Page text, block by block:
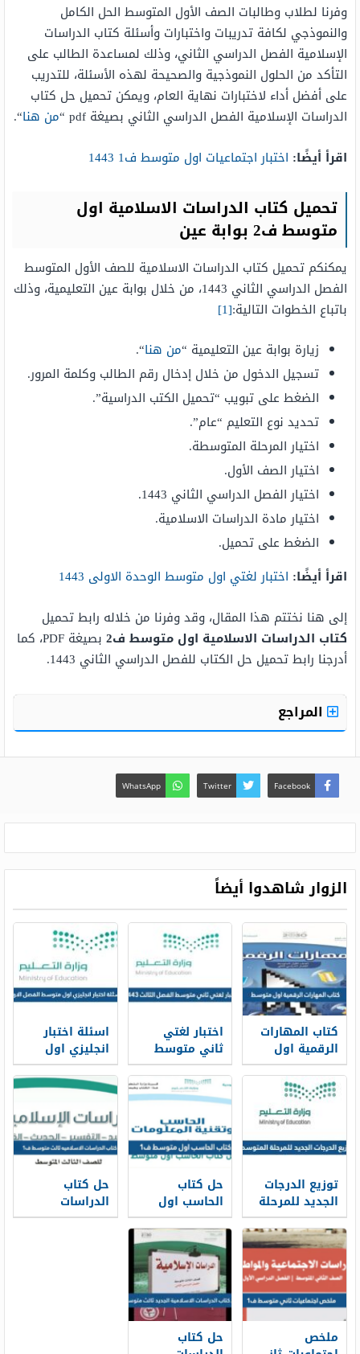
وفرنا لطلاب وطالبات الصف الأول المتوسط الحل الكامل
والنموذجي لكافة تدريبات واختبارات وأسئلة كتاب الدراسات
الإسلامية الفصل الدراسي الثاني، وذلك لمساعدة الطالب على
التأكد من الحلول النموذجية والصحيحة لهذه الأسئلة، للتدريب
على أفضل أداء لاختبارات نهاية العام، ويمكن تحميل حل كتاب
الدراسات الإسلامية الفصل الدراسي الثاني بصيغة pdf “
من هنا“.
اقرأ أيضًا: اختبار اجتماعيات اول متوسط ف1 1443
تحميل كتاب الدراسات الاسلامية اول
متوسط ف2 بوابة عين
يمكنكم تحميل كتاب الدراسات الاسلامية للصف الأول المتوسط
الفصل الدراسي الثاني 1443، من خلال بوابة عين التعليمية، وذلك
باتباع الخطوات التالية:[1]
زيارة بوابة عين التعليمية “من هنا“.
تسجيل الدخول من خلال إدخال رقم الطالب وكلمة المرور.
الضغط على تبويب “تحميل الكتب الدراسية”.
تحديد نوع التعليم “عام”.
اختيار المرحلة المتوسطة.
اختيار الصف الأول.
اختيار الفصل الدراسي الثاني 1443.
اختيار مادة الدراسات الاسلامية.
الضغط على تحميل.
اقرأ أيضًا: اختبار لغتي اول متوسط الوحدة الاولى 1443
إلى هنا نختتم هذا المقال، وقد وفرنا من خلاله رابط تحميل
كتاب الدراسات الاسلامية اول متوسط ف2
بصيغة PDF، كما
أدرجنا رابط تحميل حل الكتاب للفصل الدراسي الثاني 1443.
المراجع
Facebook
Twitter
WhatsApp
الزوار شاهدوا أيضاً
كتاب المهارات
الرقمية اول
متوسط 1448
اختبار لغتي
ثاني متوسط
الفصل الثالث
1448
اسئلة اختبار
انجليزي اول
متوسط الفصل
الاول 1448
توزيع الدرجات
الجديد للمرحلة
المتوسطة 1448
حل كتاب
الحاسب اول
متوسط ف1
1448
حل كتاب
الدراسات
الاسلاميه ثالث
ملخص حل كتاب